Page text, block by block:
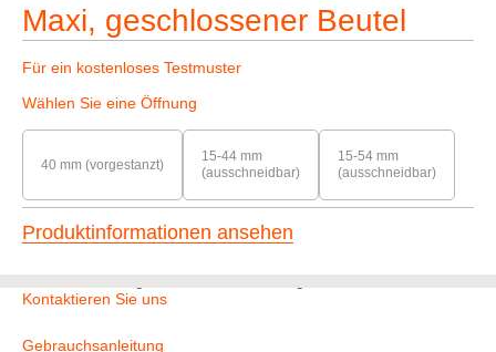
Maxi, geschlossener Beutel
Für ein kostenloses Testmuster
Wählen Sie eine Öffnung
40 mm (vorgestanzt)
15-44 mm
(ausschneidbar)
15-54 mm
(ausschneidbar)
Produktinformationen ansehen
Kontaktieren Sie uns
Gebrauchsanleitung